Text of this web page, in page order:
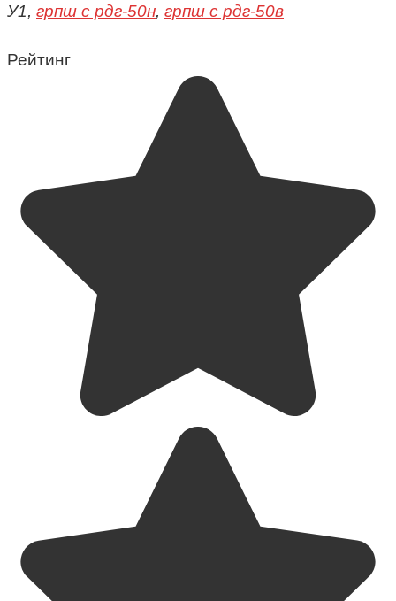
У1, грпш с рдг-50н, грпш с рдг-50в
Рейтинг